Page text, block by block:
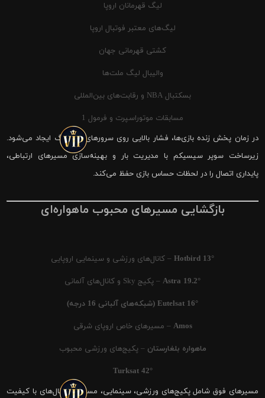
لیگ قهرمانان اروپا
لیگ‌های معتبر فوتبال اروپا
کشتی قهرمانی جهان
والیبال لیگ ملت‌ها
بسکتبال NBA و رقابت‌های بین‌المللی
مسابقات موتوراسپرت و فرمول 1
در زمان پخش زنده بازی‌ها، فشار بالایی روی سرورهای شیرینگ ایجاد می‌شود.
زیرساخت سوپر سیسیکم با مدیریت بار و بهینه‌سازی مسیرهای ارتباطی،
پایداری اتصال را در لحظات حساس بازی حفظ می‌کند.
بازگشایی مسیرهای محبوب ماهواره‌ای
Hotbird 13° – کانال‌های ورزشی و سینمایی اروپایی
Astra 19.2° – پکیج Sky و کانال‌های آلمانی
Eutelsat 16° (شبکه‌های آلبانی 16 درجه)
Amos – مسیرهای خاص اروپای شرقی
ماهواره بلغارستان – پکیج‌های ورزشی محبوب
Turksat 42°
مسیرهای فوق شامل پکیج‌های ورزشی، سینمایی، مستند و کانال‌های با کیفیت